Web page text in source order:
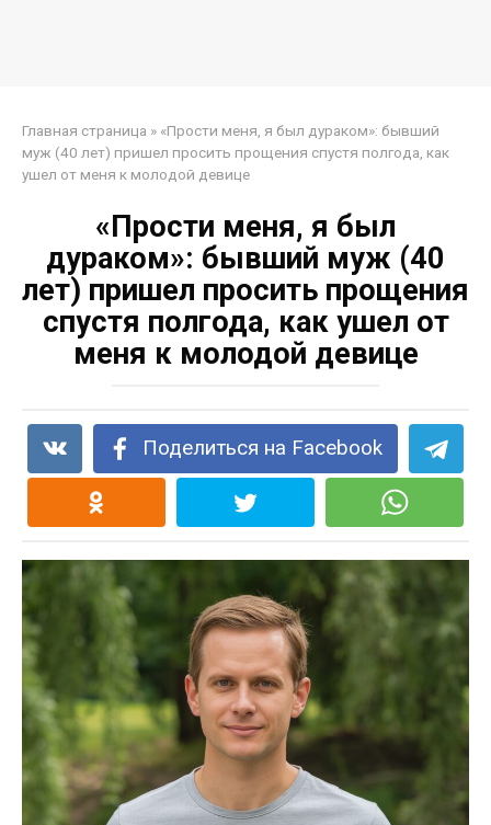
Главная страница » «Прости меня, я был дураком»: бывший
муж (40 лет) пришел просить прощения спустя полгода, как
ушел от меня к молодой девице
«Прости меня, я был
дураком»: бывший муж (40
лет) пришел просить прощения
спустя полгода, как ушел от
меня к молодой девице
Поделиться на Facebook